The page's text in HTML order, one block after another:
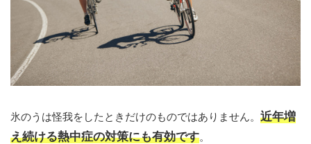
氷のうは怪我をしたときだけのものではありません。 近年増
え続ける熱中症の対策にも有効です。